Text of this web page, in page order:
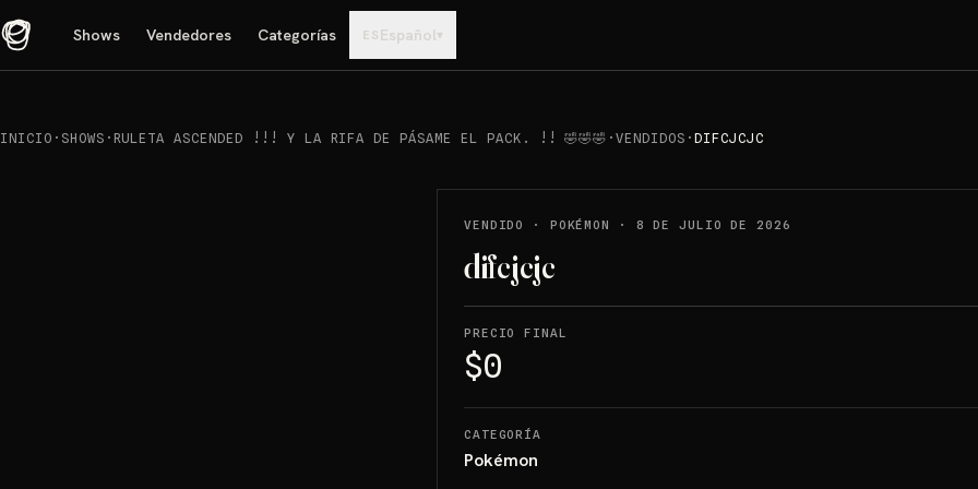
Shows Vendedores Categorías ES Español▾
INICIO · SHOWS · RULETA ASCENDED !!! Y LA RIFA DE PÁSAME EL PACK. !! 🤣🤣🤣 ·VENDIDOS · DIFCJCJC
VENDIDO · POKÉMON · 8 DE JULIO DE 2026
difcjcjc
PRECIO FINAL
$0
CATEGORÍA
Pokémon